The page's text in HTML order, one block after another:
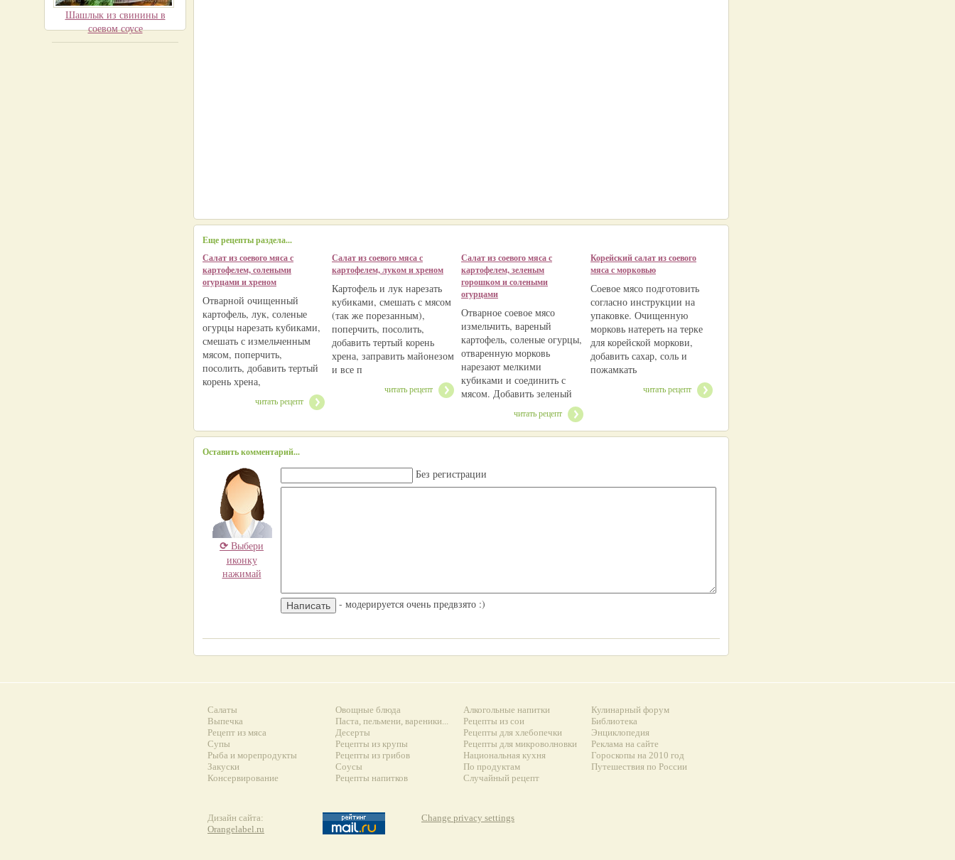
Шашлык из свинины в
соевом соусе
Еще рецепты раздела...
Салат из соевого мяса с
картофелем, солеными
огурцами и хреном
Отварной очищенный
картофель, лук, соленые
огурцы нарезать кубиками,
смешать с измельченным
мясом, поперчить,
посолить, добавить тертый
корень хрена,
читать рецепт
Салат из соевого мяса с
картофелем, луком и хреном
Картофель и лук нарезать
кубиками, смешать с мясом
(так же порезанным),
поперчить, посолить,
добавить тертый корень
хрена, заправить майонезом
и все п
читать рецепт
Салат из соевого мяса с
картофелем, зеленым
горошком и солеными
огурцами
Отварное соевое мясо
измельчить, вареный
картофель, соленые огурцы,
отваренную морковь
нарезают мелкими
кубиками и соединить с
мясом. Добавить зеленый
читать рецепт
Корейский салат из соевого
мяса с морковью
Соевое мясо подготовить
согласно инструкции на
упаковке. Очищенную
морковь натереть на терке
для корейской моркови,
добавить сахар, соль и
пожамкать
читать рецепт
Оставить комментарий...
⟳ Выбери
иконку
нажимай
Без регистрации
- модерируется очень предвзято :)
Салаты
Выпечка
Рецепт из мяса
Супы
Рыба и морепродукты
Закуски
Консервирование
Овощные блюда
Паста, пельмени, вареники...
Десерты
Рецепты из крупы
Рецепты из грибов
Соусы
Рецепты напитков
Алкогольные напитки
Рецепты из сои
Рецепты для хлебопечки
Рецепты для микроволновки
Национальная кухня
По продуктам
Случайный рецепт
Кулинарный форум
Библиотека
Энциклопедия
Реклама на сайте
Гороскопы на 2010 год
Путешествия по России
Дизайн сайта:
Orangelabel.ru
Change privacy settings